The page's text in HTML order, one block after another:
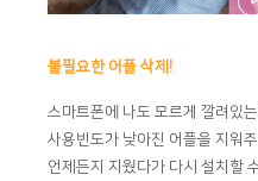
불필요한 어플 삭제!
스마트폰에 나도 모르게 깔려있
사용빈도가 낮아진 어플을 지워
언제든지 지웠다가 다시 설치할